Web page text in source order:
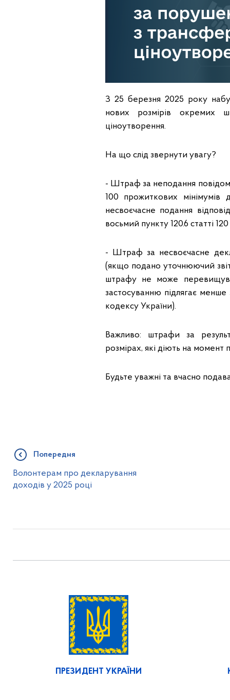
З 25 березня 2025 року
нових розмірів окремих
ціноутворення.
На що слід звернути увагу?
- Штраф за неподання
100 прожиткових мінімумів
несвоєчасне подання
восьмий пункту 120.6 статті
- Штраф за несвоєчасне
(якщо подано уточнюючий
штрафу не може
застосуванню підлягає менше
кодексу України).
Важливо: штрафи за
розмірах, які діють на момент
Будьте уважні та вчасно
Попередня
Волонтерам про декларування
доходів у 2025 році
ПРЕЗИДЕНТ УКРАЇНИ